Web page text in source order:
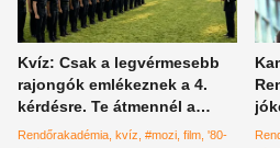
Kvíz: Csak a legvérmesebb
rajongók emlékeznek a 4.
kérdésre. Te átmennél a
kiképzésen, vagy elbuknál az
Rendőrakadémia kvíz #mozi film '80-
a